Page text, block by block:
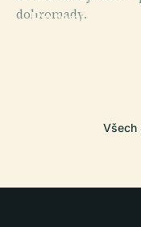
dohromady.
Botanická
Všech